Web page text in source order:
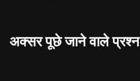
अक्सर पूछे जाने वाले प्रश्न